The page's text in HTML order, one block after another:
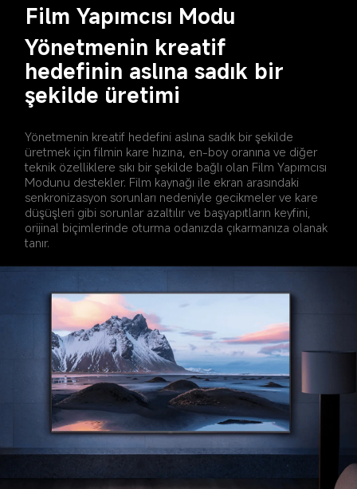
Film Yapımcısı Modu
Yönetmenin kreatif
hedefinin aslına sadık bir
şekilde üretimi
Yönetmenin kreatif hedefini aslına sadık bir şekilde
üretmek için filmin kare hızına, en-boy oranına ve diğer
teknik özelliklere sıkı bir şekilde bağlı olan Film Yapımcısı
Modunu destekler. Film kaynağı ile ekran arasındaki
senkronizasyon sorunları nedeniyle gecikmeler ve kare
düşüşleri gibi sorunlar azaltılır ve başyapıtların keyfini,
orijinal biçimlerinde oturma odanızda çıkarmanıza olanak
tanır.